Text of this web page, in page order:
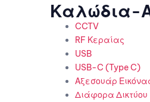
Καλώδια-
CCTV
RF Κεραίας
USB
USB-C (Type C)
Αξεσουάρ
Διάφορα Δικτύου